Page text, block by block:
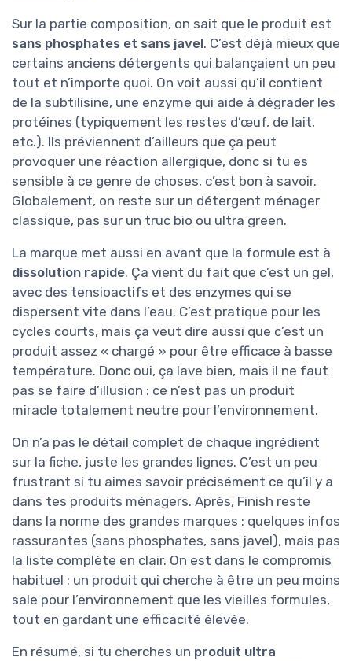
Sur la partie composition, on sait que le produit est
sans phosphates et sans javel. C’est déjà mieux que
certains anciens détergents qui balançaient un peu
tout et n’importe quoi. On voit aussi qu’il contient
de la subtilisine, une enzyme qui aide à dégrader les
protéines (typiquement les restes d’œuf, de lait,
etc.). Ils préviennent d’ailleurs que ça peut
provoquer une réaction allergique, donc si tu es
sensible à ce genre de choses, c’est bon à savoir.
Globalement, on reste sur un détergent ménager
classique, pas sur un truc bio ou ultra green.
La marque met aussi en avant que la formule est à
dissolution rapide. Ça vient du fait que c’est un gel,
avec des tensioactifs et des enzymes qui se
dispersent vite dans l’eau. C’est pratique pour les
cycles courts, mais ça veut dire aussi que c’est un
produit assez « chargé » pour être efficace à basse
température. Donc oui, ça lave bien, mais il ne faut
pas se faire d’illusion : ce n’est pas un produit
miracle totalement neutre pour l’environnement.
On n’a pas le détail complet de chaque ingrédient
sur la fiche, juste les grandes lignes. C’est un peu
frustrant si tu aimes savoir précisément ce qu’il y a
dans tes produits ménagers. Après, Finish reste
dans la norme des grandes marques : quelques infos
rassurantes (sans phosphates, sans javel), mais pas
la liste complète en clair. On est dans le compromis
habituel : un produit qui cherche à être un peu moins
sale pour l’environnement que les vieilles formules,
tout en gardant une efficacité élevée.
En résumé, si tu cherches un produit ultra